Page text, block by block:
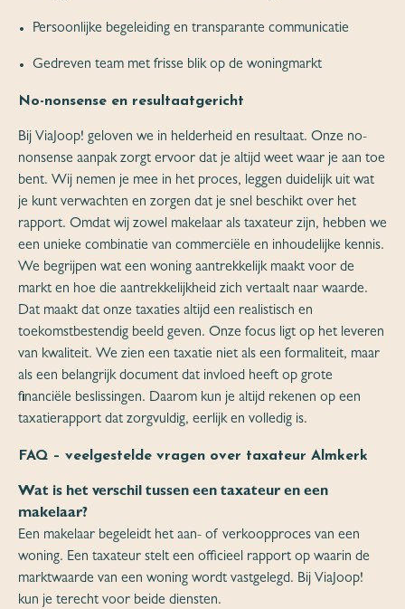
Persoonlijke begeleiding en transparante communicatie
Gedreven team met frisse blik op de woningmarkt
No-nonsense en resultaatgericht
Bij ViaJoop! geloven we in helderheid en resultaat. Onze no-
nonsense aanpak zorgt ervoor dat je altijd weet waar je aan toe
bent. Wij nemen je mee in het proces, leggen duidelijk uit wat
je kunt verwachten en zorgen dat je snel beschikt over het
rapport. Omdat wij zowel makelaar als taxateur zijn, hebben we
een unieke combinatie van commerciële en inhoudelijke kennis.
We begrijpen wat een woning aantrekkelijk maakt voor de
markt en hoe die aantrekkelijkheid zich vertaalt naar waarde.
Dat maakt dat onze taxaties altijd een realistisch en
toekomstbestendig beeld geven. Onze focus ligt op het leveren
van kwaliteit. We zien een taxatie niet als een formaliteit, maar
als een belangrijk document dat invloed heeft op grote
financiële beslissingen. Daarom kun je altijd rekenen op een
taxatierapport dat zorgvuldig, eerlijk en volledig is.
FAQ – veelgestelde vragen over taxateur Almkerk
Wat is het verschil tussen een taxateur en een
makelaar?
Een makelaar begeleidt het aan- of verkoopproces van een
woning. Een taxateur stelt een officieel rapport op waarin de
marktwaarde van een woning wordt vastgelegd. Bij ViaJoop!
kun je terecht voor beide diensten.